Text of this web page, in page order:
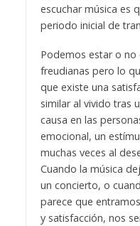
escuchar música es
periodo inicial de
Podemos estar o
freudianas pero lo
que existe una
similar al vivido tras
causa en las
emocional, un
muchas veces al
Cuando la música
un concierto, o
parece que
y satisfacción, nos